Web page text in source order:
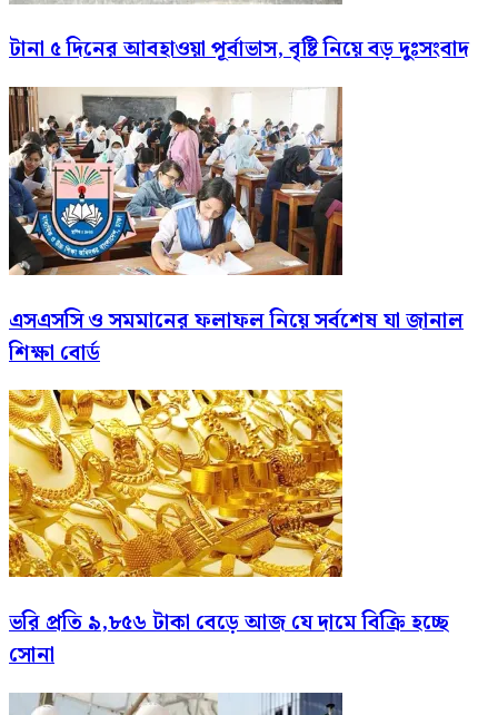
টানা ৫ দিনের আবহাওয়া পূর্বাভাস, বৃষ্টি নিয়ে বড় দুঃসংবাদ
এসএসসি ও সমমানের ফলাফল নিয়ে সর্বশেষ যা জানাল
শিক্ষা বোর্ড
ভরি প্রতি ৯,৮৫৬ টাকা বেড়ে আজ যে দামে বিক্রি হচ্ছে
সোনা